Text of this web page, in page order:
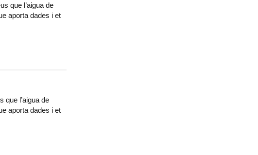
que l’aigua de
aporta dades i et
que l’aigua de
aporta dades i et